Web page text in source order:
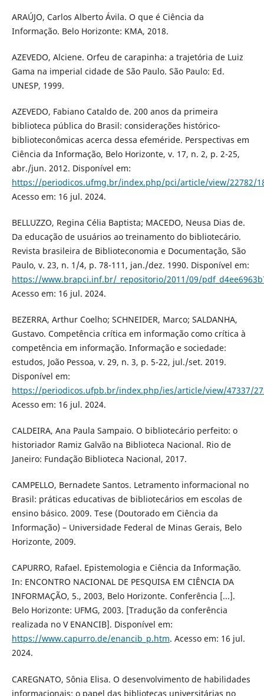
ARAÚJO, Carlos Alberto Ávila. O que é Ciência da
Informação. Belo Horizonte: KMA, 2018.
AZEVEDO, Alciene. Orfeu de carapinha: a trajetória de Luiz
Gama na imperial cidade de São Paulo. São Paulo: Ed.
UNESP, 1999.
AZEVEDO, Fabiano Cataldo de. 200 anos da primeira
biblioteca pública do Brasil: considerações histórico-
biblioteconômicas acerca dessa efeméride. Perspectivas em
Ciência da Informação, Belo Horizonte, v. 17, n. 2, p. 2-25,
abr./jun. 2012. Disponível em:
https://periodicos.ufmg.br/index.php/pci/article/view/22782/
Acesso em: 16 jul. 2024.
BELLUZZO, Regina Célia Baptista; MACEDO, Neusa Dias de.
Da educação de usuários ao treinamento do bibliotecário.
Revista brasileira de Biblioteconomia e Documentação, São
Paulo, v. 23, n. 1/4, p. 78-111, jan./dez. 1990. Disponível em:
https://www.brapci.inf.br/_repositorio/2011/09/
Acesso em: 16 jul. 2024.
BEZERRA, Arthur Coelho; SCHNEIDER, Marco; SALDANHA,
Gustavo. Competência crítica em informação como crítica à
competência em informação. Informação e sociedade:
estudos, João Pessoa, v. 29, n. 3, p. 5-22, jul./set. 2019.
Disponível em:
https://periodicos.ufpb.br/index.php/ies/article/view/47337/
Acesso em: 16 jul. 2024.
CALDEIRA, Ana Paula Sampaio. O bibliotecário perfeito: o
historiador Ramiz Galvão na Biblioteca Nacional. Rio de
Janeiro: Fundação Biblioteca Nacional, 2017.
CAMPELLO, Bernadete Santos. Letramento informacional no
Brasil: práticas educativas de bibliotecários em escolas de
ensino básico. 2009. Tese (Doutorado em Ciência da
Informação) – Universidade Federal de Minas Gerais, Belo
Horizonte, 2009.
CAPURRO, Rafael. Epistemologia e Ciência da Informação.
In: ENCONTRO NACIONAL DE PESQUISA EM CIÊNCIA DA
INFORMAÇÃO, 5., 2003, Belo Horizonte. Conferência [...].
Belo Horizonte: UFMG, 2003. [Tradução da conferência
realizada no V ENANCIB]. Disponível em:
https://www.capurro.de/enancib_p.htm. Acesso em: 16 jul.
2024.
CAREGNATO, Sônia Elisa. O desenvolvimento de habilidades
informacionais: o papel das bibliotecas universitárias no